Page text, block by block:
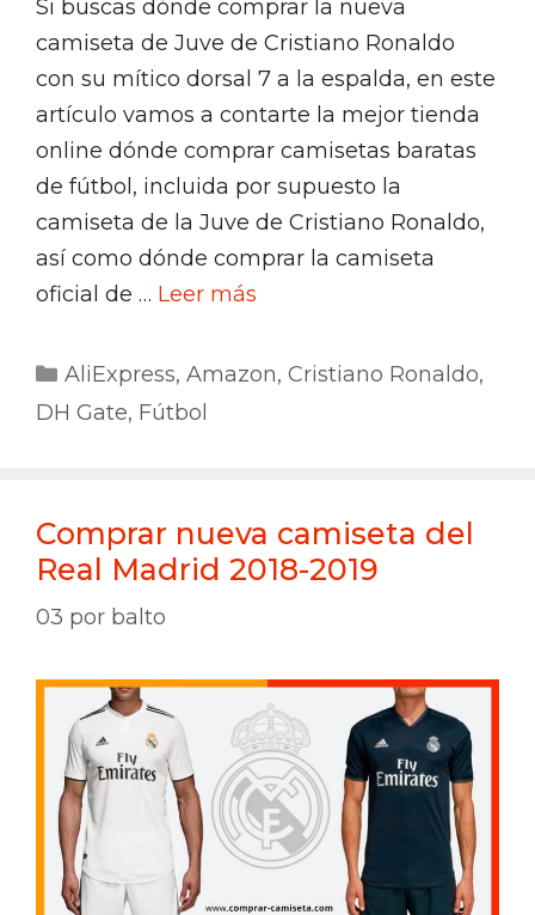
Si buscas dónde comprar la nueva
camiseta de Juve de Cristiano Ronaldo
con su mítico dorsal 7 a la espalda, en este
artículo vamos a contarte la mejor tienda
online dónde comprar camisetas baratas
de fútbol, incluida por supuesto la
camiseta de la Juve de Cristiano Ronaldo,
así como dónde comprar la camiseta
oficial de … Leer más
Categorías
AliExpress, Amazon, Cristiano Ronaldo,
DH Gate, Fútbol
Comprar nueva camiseta del
Real Madrid 2018-2019
03 por balto